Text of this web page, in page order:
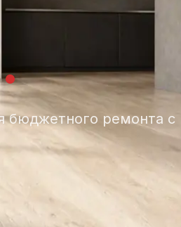
бюджетного ремонта с